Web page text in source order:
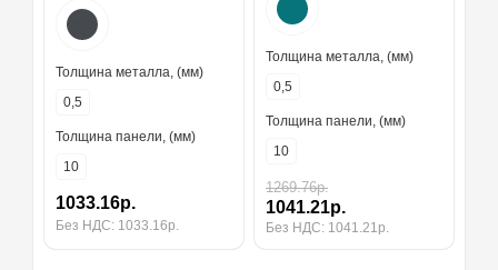
Толщина металла, (мм)
0,5
Толщина панели, (мм)
10
1033.16р.
Без НДС: 1033.16р.
Толщина металла, (мм)
0,5
Толщина панели, (мм)
10
1269.76р.
1041.21р.
Без НДС: 1041.21р.